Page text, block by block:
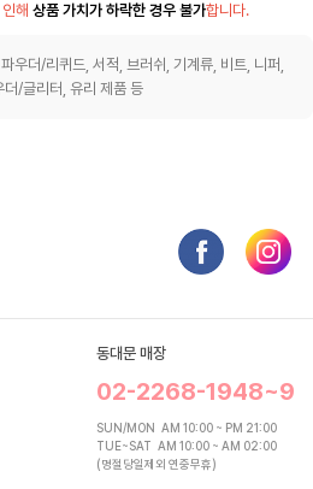
해 상품 가치가 하락한 경우 불가합니다.
우더/리퀴드, 서적, 브러쉬, 기계류, 비트, 니퍼,
더/글리터, 유리 제품 등
동대문 매장
02-2268-1948~9
SUN/MON AM 10:00 ~ PM 21:00
TUE~SAT AM 10:00 ~ AM 02:00
(명절당일제외 연중무휴)